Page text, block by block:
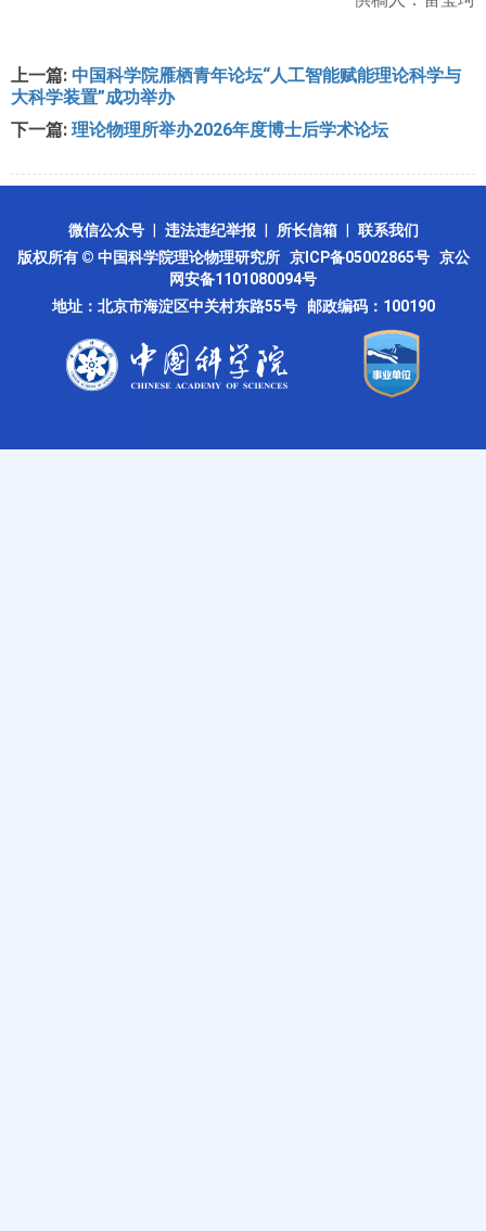
上一篇: 中国科学院雁栖青年论坛“人工智能赋能理论科学与
大科学装置”成功举办
下一篇: 理论物理所举办2026年度博士后学术论坛
微信公众号 违法违纪举报 所长信箱
联系我们
版权所有 © 中国科学院理论物理研究所 京ICP备05002865号 京公
网安备1101080094号
地址：北京市海淀区中关村东路55号 邮政编码：100190